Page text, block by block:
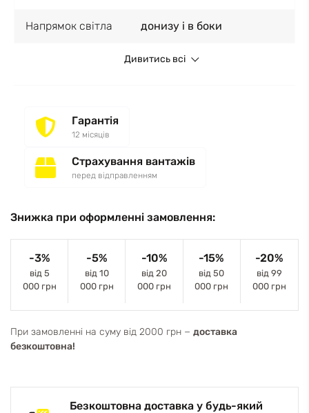
Напрямок світла донизу і в боки
Дивитись всі
Гарантія
12 місяців
Страхування вантажів
перед відправленням
Знижка при оформленні замовлення:
-3%
від 5
000 грн
-5%
від 10
000 грн
-10%
від 20
000 грн
-15%
від 50
000 грн
-20%
від 99
000 грн
При замовленні на суму від 2000 грн − доставка
безкоштовна!
Безкоштовна доставка у будь-який